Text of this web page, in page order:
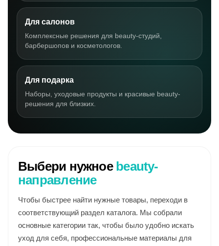
Для салонов
Комплексные решения для beauty-студий,
барбершопов и косметологов.
Для подарка
Наборы, уходовые продукты и красивые beauty-
решения для близких.
Выбери нужное beauty-
направление
Чтобы быстрее найти нужные товары, переходи в
соответствующий раздел каталога. Мы собрали
основные категории так, чтобы было удобно искать
уход для себя, профессиональные материалы для